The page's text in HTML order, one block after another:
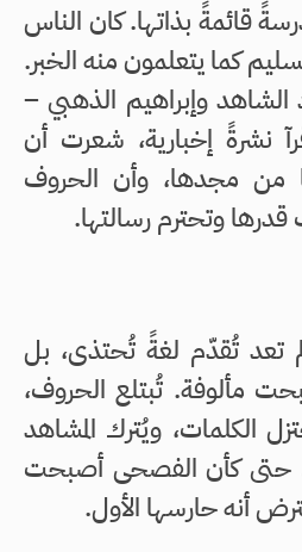
قائمةً بذاتها. كان الناس
كما يتعلمون منه الخبر.
وإبراهيم الذهبي –
نشرةً إخبارية، شعرت أن
من مجدها، وأن الحروف
وتحترم رسالتها.
تعد تُقدّم لغةً تُحتذى، بل
مألوفة. تُبتلع الحروف،
الكلمات، ويُترك المشاهد
حتى كأن الفصحى أصبحت
أنه حارسها الأول.